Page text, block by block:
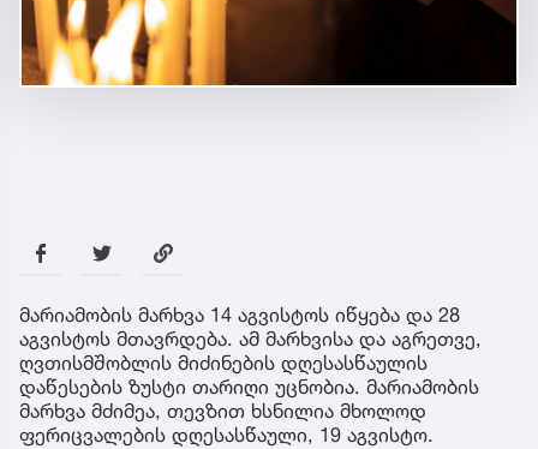
მარიამობის მარხვა 14 აგვისტოს იწყება და 28
აგვისტოს მთავრდება. ამ მარხვისა და აგრეთვე,
ღვთისმშობლის მიძინების დღესასწაულის
დაწესების ზუსტი თარიღი უცნობია. მარიამობის
მარხვა მძიმეა, თევზით ხსნილია მხოლოდ
ფერიცვალების დღესასწაული, 19 აგვისტო.